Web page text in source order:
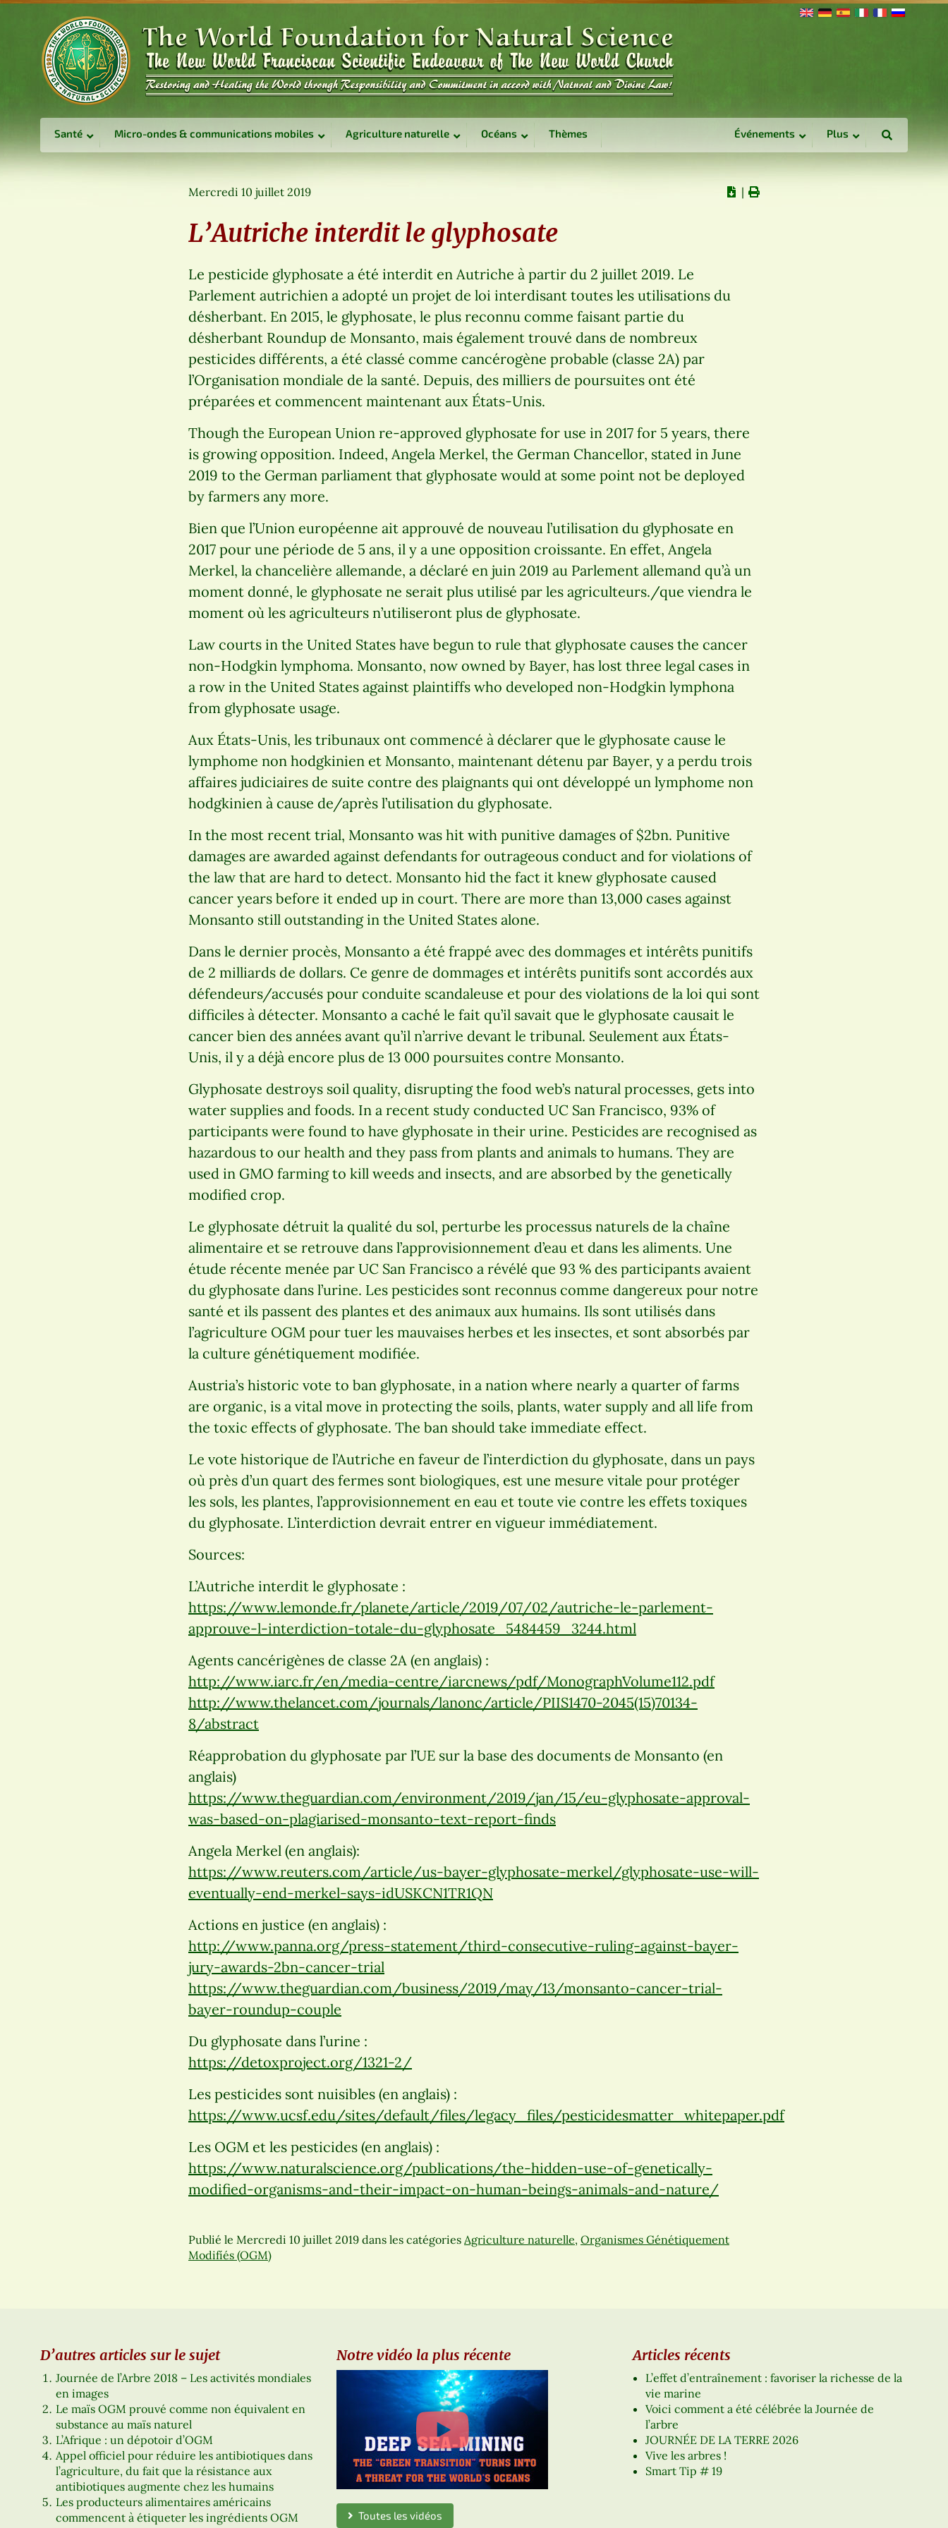
Santé Micro-ondes & communications mobiles Agriculture naturelle Océans Thèmes Événements Plus
Mercredi 10 juillet 2019 ∣
L’Autriche interdit le glyphosate
Le pesticide glyphosate a été interdit en Autriche à partir du 2 juillet 2019. Le
Parlement autrichien a adopté un projet de loi interdisant toutes les utilisations du
désherbant. En 2015, le glyphosate, le plus reconnu comme faisant partie du
désherbant Roundup de Monsanto, mais également trouvé dans de nombreux
pesticides différents, a été classé comme cancérogène probable (classe 2A) par
l’Organisation mondiale de la santé. Depuis, des milliers de poursuites ont été
préparées et commencent maintenant aux États-Unis.
Though the European Union re-approved glyphosate for use in 2017 for 5 years, there
is growing opposition. Indeed, Angela Merkel, the German Chancellor, stated in June
2019 to the German parliament that glyphosate would at some point not be deployed
by farmers any more.
Bien que l’Union européenne ait approuvé de nouveau l’utilisation du glyphosate en
2017 pour une période de 5 ans, il y a une opposition croissante. En effet, Angela
Merkel, la chancelière allemande, a déclaré en juin 2019 au Parlement allemand qu’à un
moment donné, le glyphosate ne serait plus utilisé par les agriculteurs./que viendra le
moment où les agriculteurs n’utiliseront plus de glyphosate.
Law courts in the United States have begun to rule that glyphosate causes the cancer
non-Hodgkin lymphoma. Monsanto, now owned by Bayer, has lost three legal cases in
a row in the United States against plaintiffs who developed non-Hodgkin lymphona
from glyphosate usage.
Aux États-Unis, les tribunaux ont commencé à déclarer que le glyphosate cause le
lymphome non hodgkinien et Monsanto, maintenant détenu par Bayer, y a perdu trois
affaires judiciaires de suite contre des plaignants qui ont développé un lymphome non
hodgkinien à cause de/après l’utilisation du glyphosate.
In the most recent trial, Monsanto was hit with punitive damages of $2bn. Punitive
damages are awarded against defendants for outrageous conduct and for violations of
the law that are hard to detect. Monsanto hid the fact it knew glyphosate caused
cancer years before it ended up in court. There are more than 13,000 cases against
Monsanto still outstanding in the United States alone.
Dans le dernier procès, Monsanto a été frappé avec des dommages et intérêts punitifs
de 2 milliards de dollars. Ce genre de dommages et intérêts punitifs sont accordés aux
défendeurs/accusés pour conduite scandaleuse et pour des violations de la loi qui sont
difficiles à détecter. Monsanto a caché le fait qu’il savait que le glyphosate causait le
cancer bien des années avant qu’il n’arrive devant le tribunal. Seulement aux États-
Unis, il y a déjà encore plus de 13 000 poursuites contre Monsanto.
Glyphosate destroys soil quality, disrupting the food web’s natural processes, gets into
water supplies and foods. In a recent study conducted UC San Francisco, 93% of
participants were found to have glyphosate in their urine. Pesticides are recognised as
hazardous to our health and they pass from plants and animals to humans. They are
used in GMO farming to kill weeds and insects, and are absorbed by the genetically
modified crop.
Le glyphosate détruit la qualité du sol, perturbe les processus naturels de la chaîne
alimentaire et se retrouve dans l’approvisionnement d’eau et dans les aliments. Une
étude récente menée par UC San Francisco a révélé que 93 % des participants avaient
du glyphosate dans l’urine. Les pesticides sont reconnus comme dangereux pour notre
santé et ils passent des plantes et des animaux aux humains. Ils sont utilisés dans
l’agriculture OGM pour tuer les mauvaises herbes et les insectes, et sont absorbés par
la culture génétiquement modifiée.
Austria’s historic vote to ban glyphosate, in a nation where nearly a quarter of farms
are organic, is a vital move in protecting the soils, plants, water supply and all life from
the toxic effects of glyphosate. The ban should take immediate effect.
Le vote historique de l’Autriche en faveur de l’interdiction du glyphosate, dans un pays
où près d’un quart des fermes sont biologiques, est une mesure vitale pour protéger
les sols, les plantes, l’approvisionnement en eau et toute vie contre les effets toxiques
du glyphosate. L’interdiction devrait entrer en vigueur immédiatement.
Sources:
L’Autriche interdit le glyphosate :
https://www.lemonde.fr/planete/article/2019/07/02/autriche-le-parlement-
approuve-l-interdiction-totale-du-glyphosate_5484459_3244.html
Agents cancérigènes de classe 2A (en anglais) :
http://www.iarc.fr/en/media-centre/iarcnews/pdf/MonographVolume112.pdf
http://www.thelancet.com/journals/lanonc/article/PIIS1470-2045(15)70134-
8/abstract
Réapprobation du glyphosate par l’UE sur la base des documents de Monsanto (en
anglais)
https://www.theguardian.com/environment/2019/jan/15/eu-glyphosate-approval-
was-based-on-plagiarised-monsanto-text-report-finds
Angela Merkel (en anglais):
https://www.reuters.com/article/us-bayer-glyphosate-merkel/glyphosate-use-will-
eventually-end-merkel-says-idUSKCN1TR1QN
Actions en justice (en anglais) :
http://www.panna.org/press-statement/third-consecutive-ruling-against-bayer-
jury-awards-2bn-cancer-trial
https://www.theguardian.com/business/2019/may/13/monsanto-cancer-trial-
bayer-roundup-couple
Du glyphosate dans l’urine :
https://detoxproject.org/1321-2/
Les pesticides sont nuisibles (en anglais) :
https://www.ucsf.edu/sites/default/files/legacy_files/pesticidesmatter_whitepaper.pdf
Les OGM et les pesticides (en anglais) :
https://www.naturalscience.org/publications/the-hidden-use-of-genetically-
modified-organisms-and-their-impact-on-human-beings-animals-and-nature/
Publié le Mercredi 10 juillet 2019 dans les catégories Agriculture naturelle, Organismes Génétiquement
Modifíés (OGM)
D’autres articles sur le sujet
Journée de l’Arbre 2018 – Les activités mondiales
en images
Le maïs OGM prouvé comme non équivalent en
substance au maïs naturel
L’Afrique : un dépotoir d’OGM
Appel officiel pour réduire les antibiotiques dans
l’agriculture, du fait que la résistance aux
antibiotiques augmente chez les humains
Les producteurs alimentaires américains
commencent à étiqueter les ingrédients OGM
Notre vidéo la plus récente
Toutes les vidéos
Articles récents
L’effet d’entraînement : favoriser la richesse de la
vie marine
Voici comment a été célébrée la Journée de
l’arbre
JOURNÉE DE LA TERRE 2026
Vive les arbres !
Smart Tip # 19